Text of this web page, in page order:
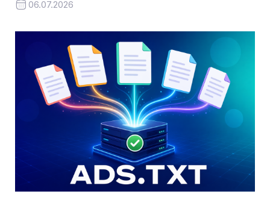
06.07.2026